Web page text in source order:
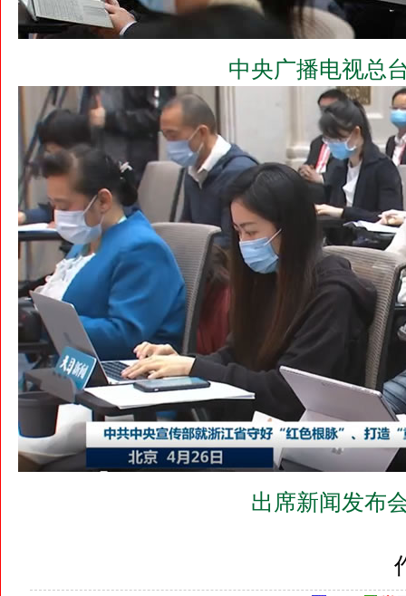
中央广播电视总
出席新闻发布